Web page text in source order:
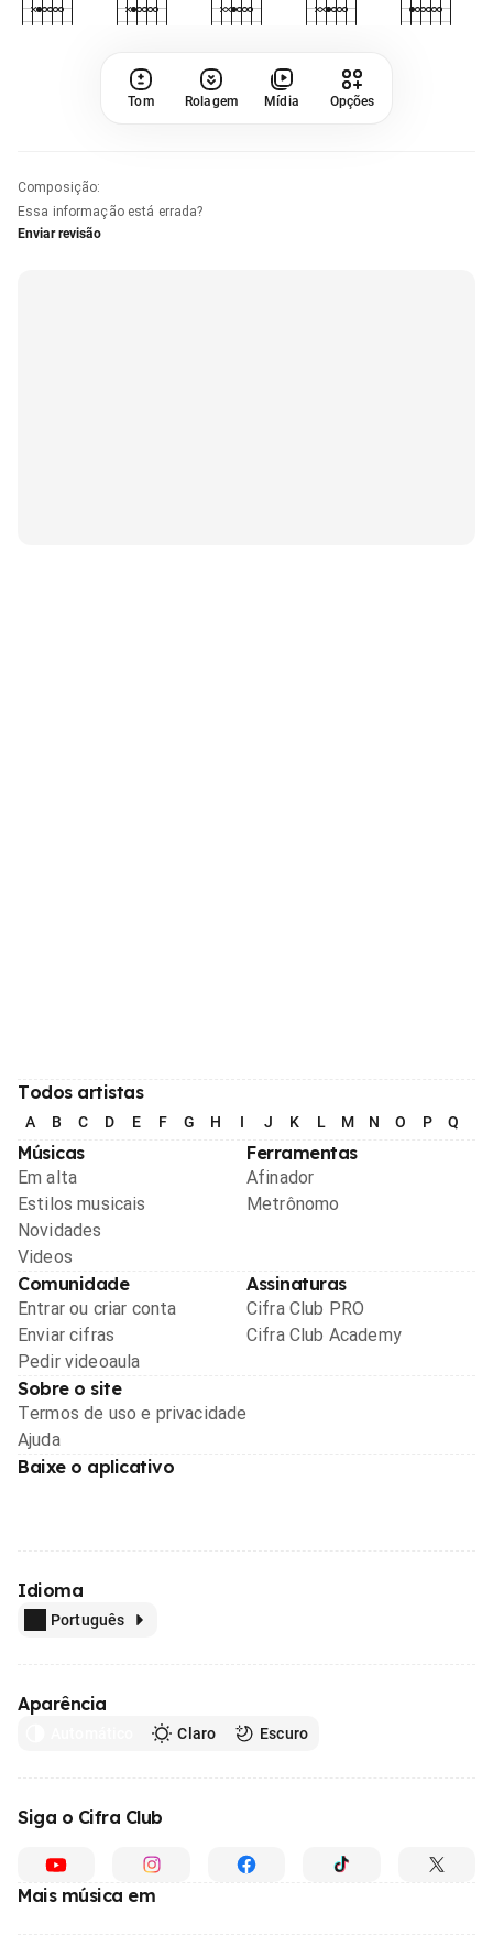
Tom Rolagem Mídia Opções
Composição:
Essa informação está errada?
Enviar revisão
Todos artistas
A B C D E F G H I J K L M N O P Q
Músicas
Em alta
Estilos musicais
Novidades
Videos
Ferramentas
Afinador
Metrônomo
Comunidade
Entrar ou criar conta
Enviar cifras
Pedir videoaula
Assinaturas
Cifra Club PRO
Cifra Club Academy
Sobre o site
Termos de uso e privacidade
Ajuda
Baixe o aplicativo
Idioma
Português
Aparência
Claro Escuro
Siga o Cifra Club
Mais música em